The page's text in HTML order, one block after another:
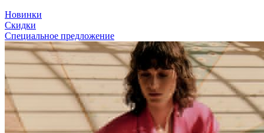
Новинки
Скидки
Специальное предложение